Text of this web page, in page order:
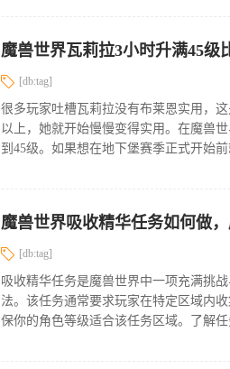
魔兽世界瓦莉拉3小时升满45级
[db:tag]
很多玩家吐槽瓦莉拉没有布莱恩实用，
以上，她就开始慢慢变得实用。在魔兽
到45级。如果想在地下堡赛季正式开始
魔兽世界吸收精华任务如何做
[db:tag]
吸收精华任务是魔兽世界中一项充满挑
法。该任务通常要求玩家在特定区域内
保你的角色等级适合该任务区域。了解